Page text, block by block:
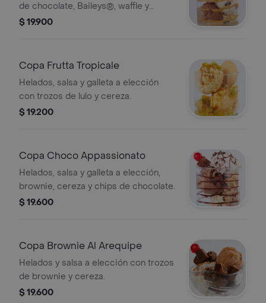
de chocolate, Baileys®, waffle y
cereza.
$ 19.900
Copa Frutta Tropicale
Helados, salsa y galleta a elección
con trozos de lulo y cereza.
$ 19.200
Copa Choco Appassionato
Helados, salsa y galleta a elección,
brownie, cereza y chips de chocolate.
$ 19.600
Copa Brownie Al Arequipe
Helados y salsa a elección con trozos
de brownie y cereza.
$ 19.600